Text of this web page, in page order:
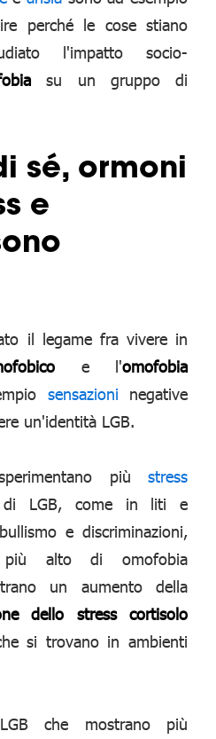
perché le cose stiano
l'impatto socio-
su un gruppo di
sé, ormoni
e
il legame fra vivere in
e l'omofobia
sensazioni negative
un'identità LGB.
più stress
di LGB, come in liti e
e discriminazioni,
alto di omofobia
un aumento della
dello stress cortisolo
si trovano in ambienti
che mostrano più